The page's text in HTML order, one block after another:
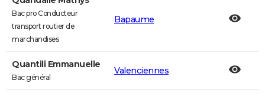
Bac pro Conducteur
transport routier de
marchandises
Bapaume
Quantili Emmanuelle
Bac général
Valenciennes